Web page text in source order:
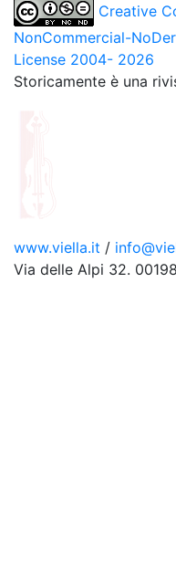
Creative
NonCommercial-
License 2004- 2026
Storicamente è una
www.viella.it /
Via delle Alpi 32.